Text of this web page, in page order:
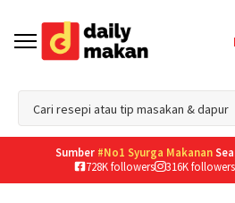
Sumber #No1 Syurga Makanan
728K followers
316K followers